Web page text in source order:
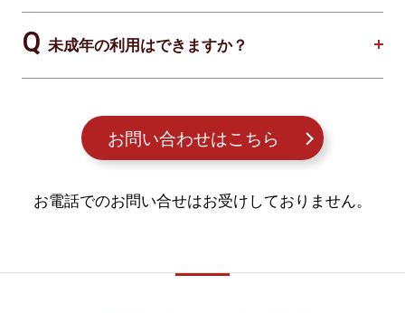
未成年の利用はできますか？
お問い合わせはこちら
お電話でのお問い合せはお受けしておりません。